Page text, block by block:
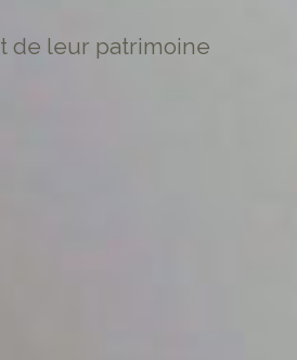
de leur patrimoine